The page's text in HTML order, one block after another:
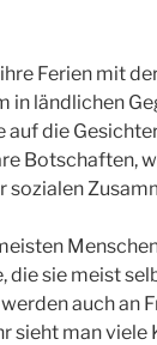
Ferien mit
in ländlichen
die
Botschaften,
sozialen
die sie meist
auch an
sieht man viele